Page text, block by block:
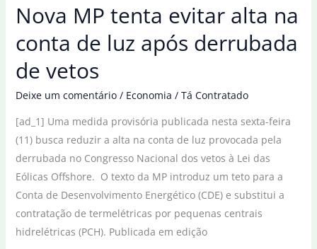
prévia
inflação
de
é
de
0,36%
Nova MP tenta evitar alta na
conta de luz após derrubada
de vetos
Deixe um comentário / Economia / Tá Contratado
[ad_1] Uma medida provisória publicada nesta sexta-feira
(11) busca reduzir a alta na conta de luz provocada pela
derrubada no Congresso Nacional dos vetos à Lei das
Eólicas Offshore. O texto da MP introduz um teto para a
Conta de Desenvolvimento Energético (CDE) e substitui a
contratação de termelétricas por pequenas centrais
hidrelétricas (PCH). Publicada em edição